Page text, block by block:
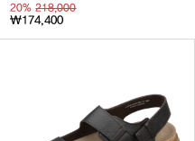
20%218,000
₩174,400